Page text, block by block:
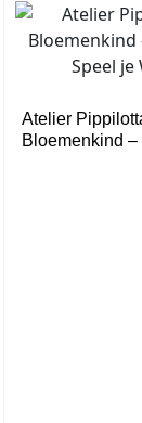
Atelier
Bloemenkind